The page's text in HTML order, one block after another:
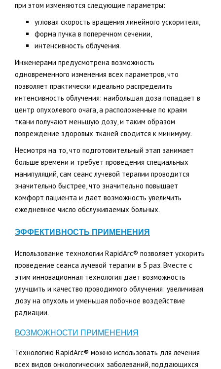
при этом изменяются следующие параметры:
угловая скорость вращения линейного ускорителя,
форма пучка в поперечном сечении,
интенсивность облучения.
Инженерами предусмотрена возможность
одновременного изменения всех параметров, что
позволяет практически идеально распределить
интенсивность облучения: наибольшая доза попадает в
центр опухолевого очага, а расположенные по краям
ткани получают меньшую дозу, и таким образом
повреждение здоровых тканей сводится к минимуму.
Несмотря на то, что подготовительный этап занимает
больше времени и требует проведения специальных
манипуляций, сам сеанс лучевой терапии проводится
значительно быстрее, что значительно повышает
комфорт пациента и дает возможность увеличить
ежедневное число обслуживаемых больных.
ЭФФЕКТИВНОСТЬ ПРИМЕНЕНИЯ
Использование технологии RapidArc® позволяет ускорить
проведение сеанса лучевой терапии в 5 раз. Вместе с
этим инновационная технология дает возможность
улучшить и качество проводимого облучения: увеличивая
дозу на опухоль и уменьшая побочное воздействие
радиации.
ВОЗМОЖНОСТИ ПРИМЕНЕНИЯ
Технологию RapidArc® можно использовать для лечения
всех видов онкологических заболеваний, поддающихся